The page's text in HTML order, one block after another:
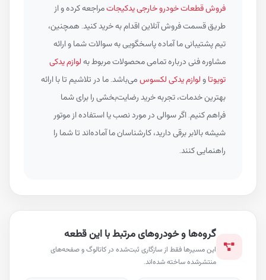
فروش قطعات خودرو خارجی یدکیجاتمراجعه کرده و از
طریق قسمت فروش آنلاین اقدام به خرید کنید. همچنین،
تیم پشتیبانی ما آماده پاسخگویی به سوالات شما و ارائه
مشاوره فنی درباره تمامی محصولات مربوط بهلوازم یدکی
تویوتاولوازم یدکی لکسوسمی‌باشد. ما در تلاشیم تا با ارائه
بهترین خدمات، تجربه خرید رضایت‌بخشی را برای شما
فراهم کنیم. اگر سوالی در مورد نصب یا استفاده از موتور
شیشه بالابر برقی دارید، کارشناسان ما آماده‌اند تا شما را
راهنمایی کنند.
گروه‌ها و خودروهای مرتبط با این قطعه
این مسیرها فقط از سازگاری ثبت‌شده در کاتالوگ و صفحه‌های
منتشرشده ساخته شده‌اند.